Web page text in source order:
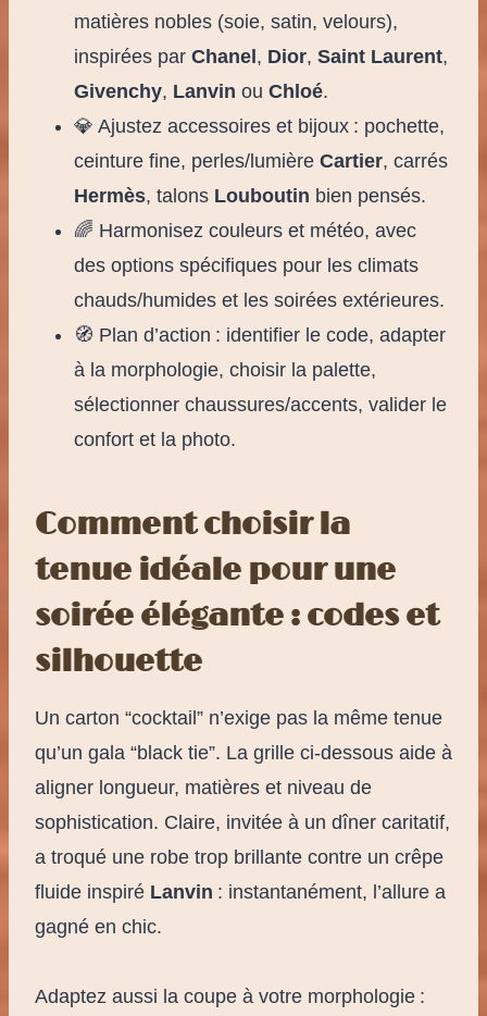
matières nobles (soie, satin, velours),
inspirées par Chanel , Dior, Saint Laurent,
Givenchy, Lanvin ou Chloé.
💎 Ajustez accessoires et bijoux : pochette,
ceinture fine, perles/lumière Cartier, carrés
Hermès, talons Louboutin bien pensés.
🌈 Harmonisez couleurs et météo, avec
des options spécifiques pour les climats
chauds/humides et les soirées extérieures.
🧭 Plan d’action : identifier le code, adapter
à la morphologie, choisir la palette,
sélectionner chaussures/accents, valider le
confort et la photo.
Comment choisir la
tenue idéale pour une
soirée élégante : codes et
silhouette
Un carton “cocktail” n’exige pas la même tenue
qu’un gala “black tie”. La grille ci-dessous aide à
aligner longueur, matières et niveau de
sophistication. Claire, invitée à un dîner caritatif,
a troqué une robe trop brillante contre un crêpe
fluide inspiré Lanvin : instantanément, l’allure a
gagné en chic.
Adaptez aussi la coupe à votre morphologie :